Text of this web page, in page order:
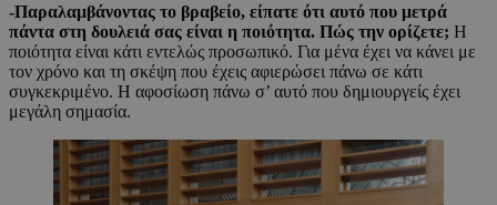
-Παραλαμβάνοντας το βραβείο, είπατε ότι αυτό που μετρά
πάντα στη δουλειά σας είναι η ποιότητα. Πώς την ορίζετε; Η
ποιότητα είναι κάτι εντελώς προσωπικό. Για μένα έχει να κάνει με
τον χρόνο και τη σκέψη που έχεις αφιερώσει πάνω σε κάτι
συγκεκριμένο. Η αφοσίωση πάνω σ’ αυτό που δημιουργείς έχει
μεγάλη σημασία.